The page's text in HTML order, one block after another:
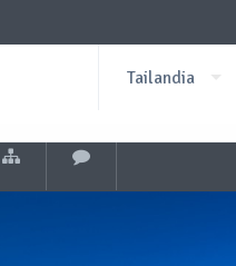
Tailandia